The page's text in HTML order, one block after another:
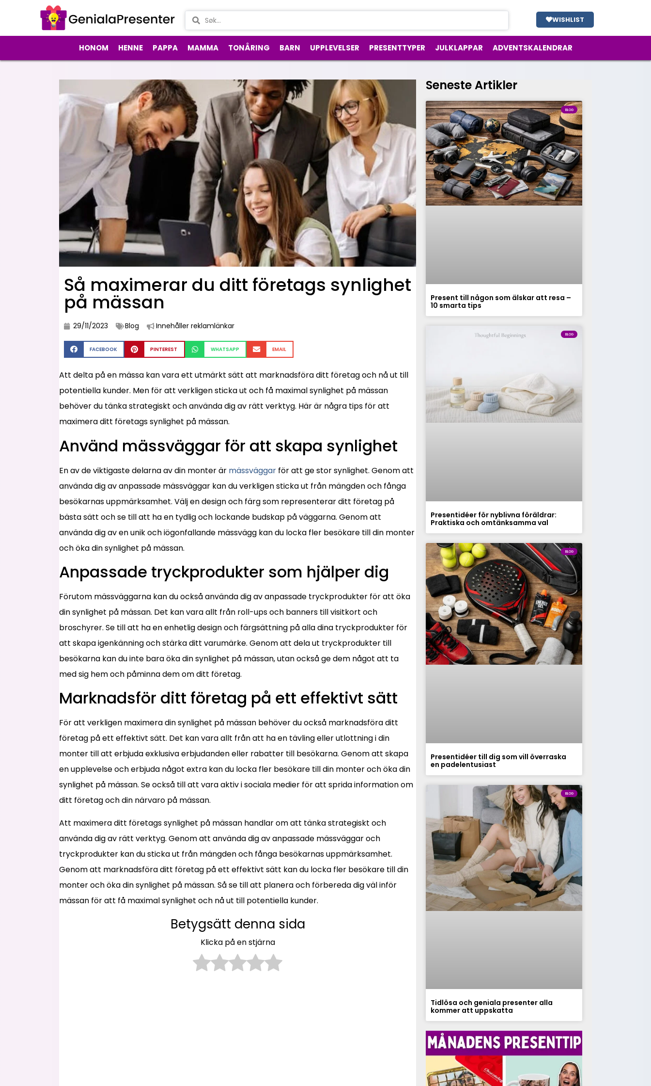
WISHLIST
HONOM HENNE PAPPA MAMMA TONÅRING BARN UPPLEVELSER PRESENTTYPER JULKLAPPAR ADVENTSKALENDRAR
Så maximerar du ditt företags synlighet
på mässan
29/11/2023 Blog Innehåller reklamlänkar
FACEBOOK PINTEREST WHATSAPP EMAIL
Att delta på en mässa kan vara ett utmärkt sätt att marknadsföra ditt företag och nå ut till
potentiella kunder. Men för att verkligen sticka ut och få maximal synlighet på mässan
behöver du tänka strategiskt och använda dig av rätt verktyg. Här är några tips för att
maximera ditt företags synlighet på mässan.
Använd mässväggar för att skapa synlighet
En av de viktigaste delarna av din monter är mässväggar för att ge stor synlighet. Genom att
använda dig av anpassade mässväggar kan du verkligen sticka ut från mängden och fånga
besökarnas uppmärksamhet. Välj en design och färg som representerar ditt företag på
bästa sätt och se till att ha en tydlig och lockande budskap på väggarna. Genom att
använda dig av en unik och iögonfallande mässvägg kan du locka fler besökare till din monter
och öka din synlighet på mässan.
Anpassade tryckprodukter som hjälper dig
Förutom mässväggarna kan du också använda dig av anpassade tryckprodukter för att öka
din synlighet på mässan. Det kan vara allt från roll-ups och banners till visitkort och
broschyrer. Se till att ha en enhetlig design och färgsättning på alla dina tryckprodukter för
att skapa igenkänning och stärka ditt varumärke. Genom att dela ut tryckprodukter till
besökarna kan du inte bara öka din synlighet på mässan, utan också ge dem något att ta
med sig hem och påminna dem om ditt företag.
Marknadsför ditt företag på ett effektivt sätt
För att verkligen maximera din synlighet på mässan behöver du också marknadsföra ditt
företag på ett effektivt sätt. Det kan vara allt från att ha en tävling eller utlottning i din
monter till att erbjuda exklusiva erbjudanden eller rabatter till besökarna. Genom att skapa
en upplevelse och erbjuda något extra kan du locka fler besökare till din monter och öka din
synlighet på mässan. Se också till att vara aktiv i sociala medier för att sprida information om
ditt företag och din närvaro på mässan.
Att maximera ditt företags synlighet på mässan handlar om att tänka strategiskt och
använda dig av rätt verktyg. Genom att använda dig av anpassade mässväggar och
tryckprodukter kan du sticka ut från mängden och fånga besökarnas uppmärksamhet.
Genom att marknadsföra ditt företag på ett effektivt sätt kan du locka fler besökare till din
monter och öka din synlighet på mässan. Så se till att planera och förbereda dig väl inför
mässan för att få maximal synlighet och nå ut till potentiella kunder.
Betygsätt denna sida
Klicka på en stjärna
Seneste Artikler
BLOG
Present till någon som älskar att resa –
10 smarta tips
BLOG
Presentidéer för nyblivna föräldrar:
Praktiska och omtänksamma val
BLOG
Presentidéer till dig som vill överraska
en padelentusiast
BLOG
Tidlösa och geniala presenter alla
kommer att uppskatta